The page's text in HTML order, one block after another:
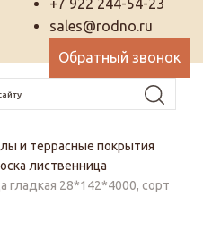
+7 922 244-54-23
sales@rodno.ru
Обратный звонок
и террасные покрытия
лиственница
гладкая 28*142*4000, сорт